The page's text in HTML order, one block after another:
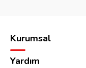
Kurumsal
Yardım